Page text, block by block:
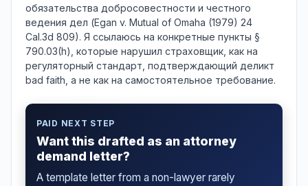
обязательства добросовестности и честного
ведения дел (Egan v. Mutual of Omaha (1979) 24
Cal.3d 809). Я ссылаюсь на конкретные пункты §
790.03(h), которые нарушил страховщик, как на
регуляторный стандарт, подтверждающий деликт
bad faith, а не как на самостоятельное требование.
PAID NEXT STEP
Want this drafted as an attorney
demand letter?
A template letter from a non-lawyer rarely